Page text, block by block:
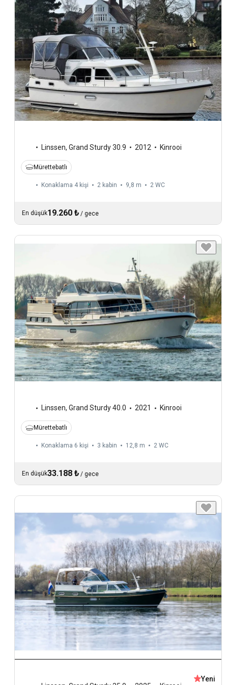
Linssen, Grand Sturdy 30.9 2012 Kinrooi
Mürettebatlı
Konaklama 4 kişi 2 kabin 9,8 m 2 WC
En düşük19.260 ₺ / gece
Linssen, Grand Sturdy 40.0 2021 Kinrooi
Mürettebatlı
Konaklama 6 kişi 3 kabin 12,8 m 2 WC
En düşük33.188 ₺ / gece
Yeni